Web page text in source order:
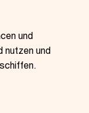
und
nutzen und